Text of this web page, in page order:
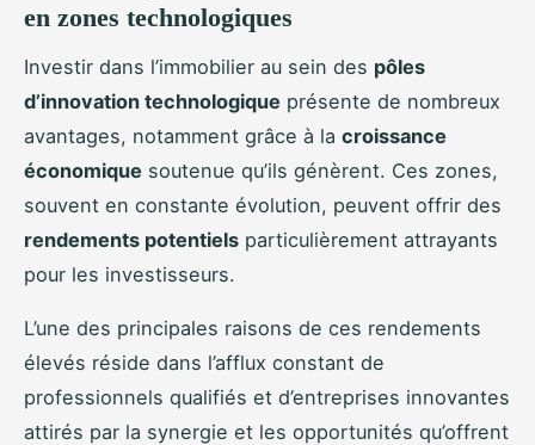
en zones technologiques
Investir dans l’immobilier au sein des pôles
d’innovation technologique présente de nombreux
avantages, notamment grâce à la croissance
économique soutenue qu’ils génèrent. Ces zones,
souvent en constante évolution, peuvent offrir des
rendements potentiels particulièrement attrayants
pour les investisseurs.
L’une des principales raisons de ces rendements
élevés réside dans l’afflux constant de
professionnels qualifiés et d’entreprises innovantes
attirés par la synergie et les opportunités qu’offrent